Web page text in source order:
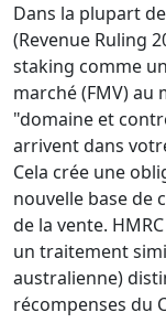
Dans la plupart
(Revenue Ruling
staking comme
marché (FMV) au
"domaine et
arrivent dans
Cela crée une
nouvelle base de
de la vente.
un traitement
australienne)
récompenses du